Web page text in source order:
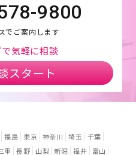
9800
でご案内します
気軽に相談
スタート
福島 東京 神奈川 埼玉
千葉
重 長野 山梨 新潟 福井
富山